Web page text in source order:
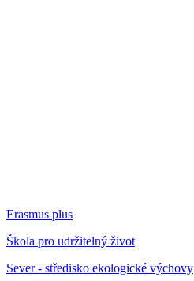
Erasmus plus
Škola pro udržitelný život
Sever - středisko ekologické výchovy